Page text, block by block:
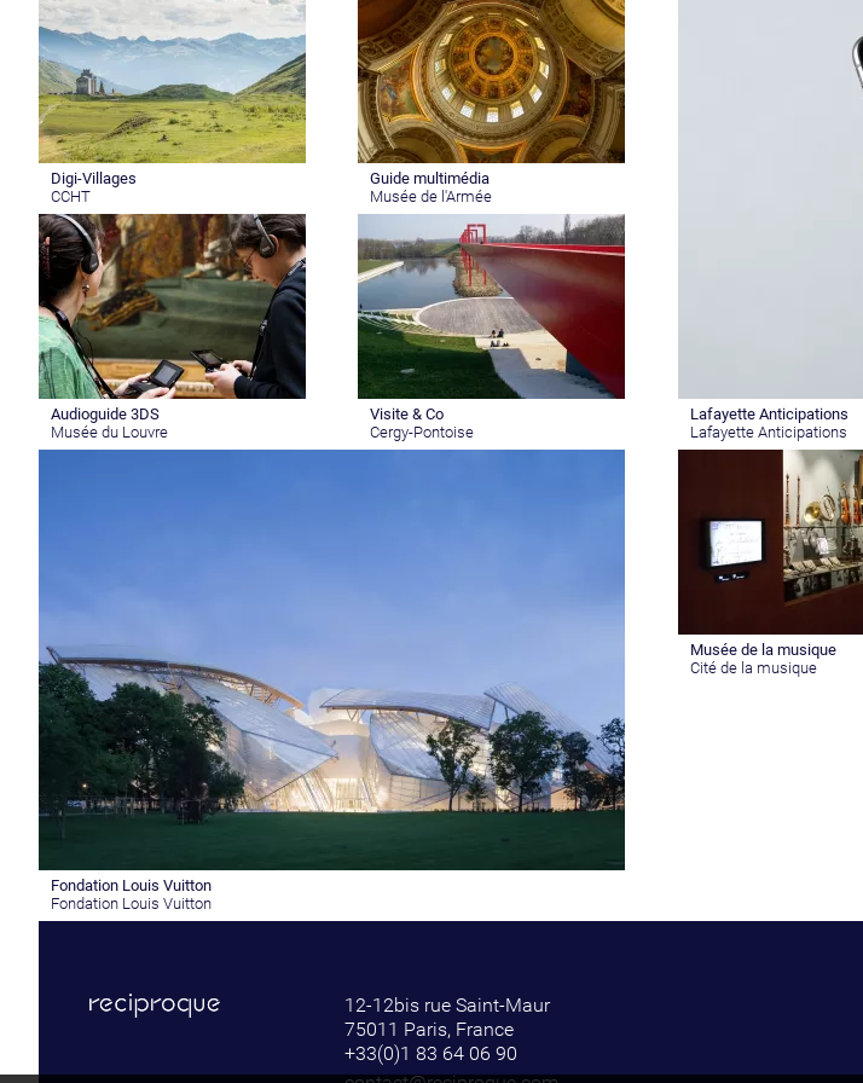
Digi-Villages
CCHT
Guide multimédia
Musée de l'Armée
Lafayette Anticipations
Lafayette Anticipations
Audioguide 3DS
Musée du Louvre
Visite & Co
Cergy-Pontoise
Fondation Louis Vuitton
Fondation Louis Vuitton
Musée de la musique
Cité de la musique
12-12bis rue Saint-Maur
75011 Paris, France
+33(0)1 83 64 06 90